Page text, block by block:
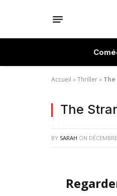
Accueil »Thriller»
The
BY SARAH ON